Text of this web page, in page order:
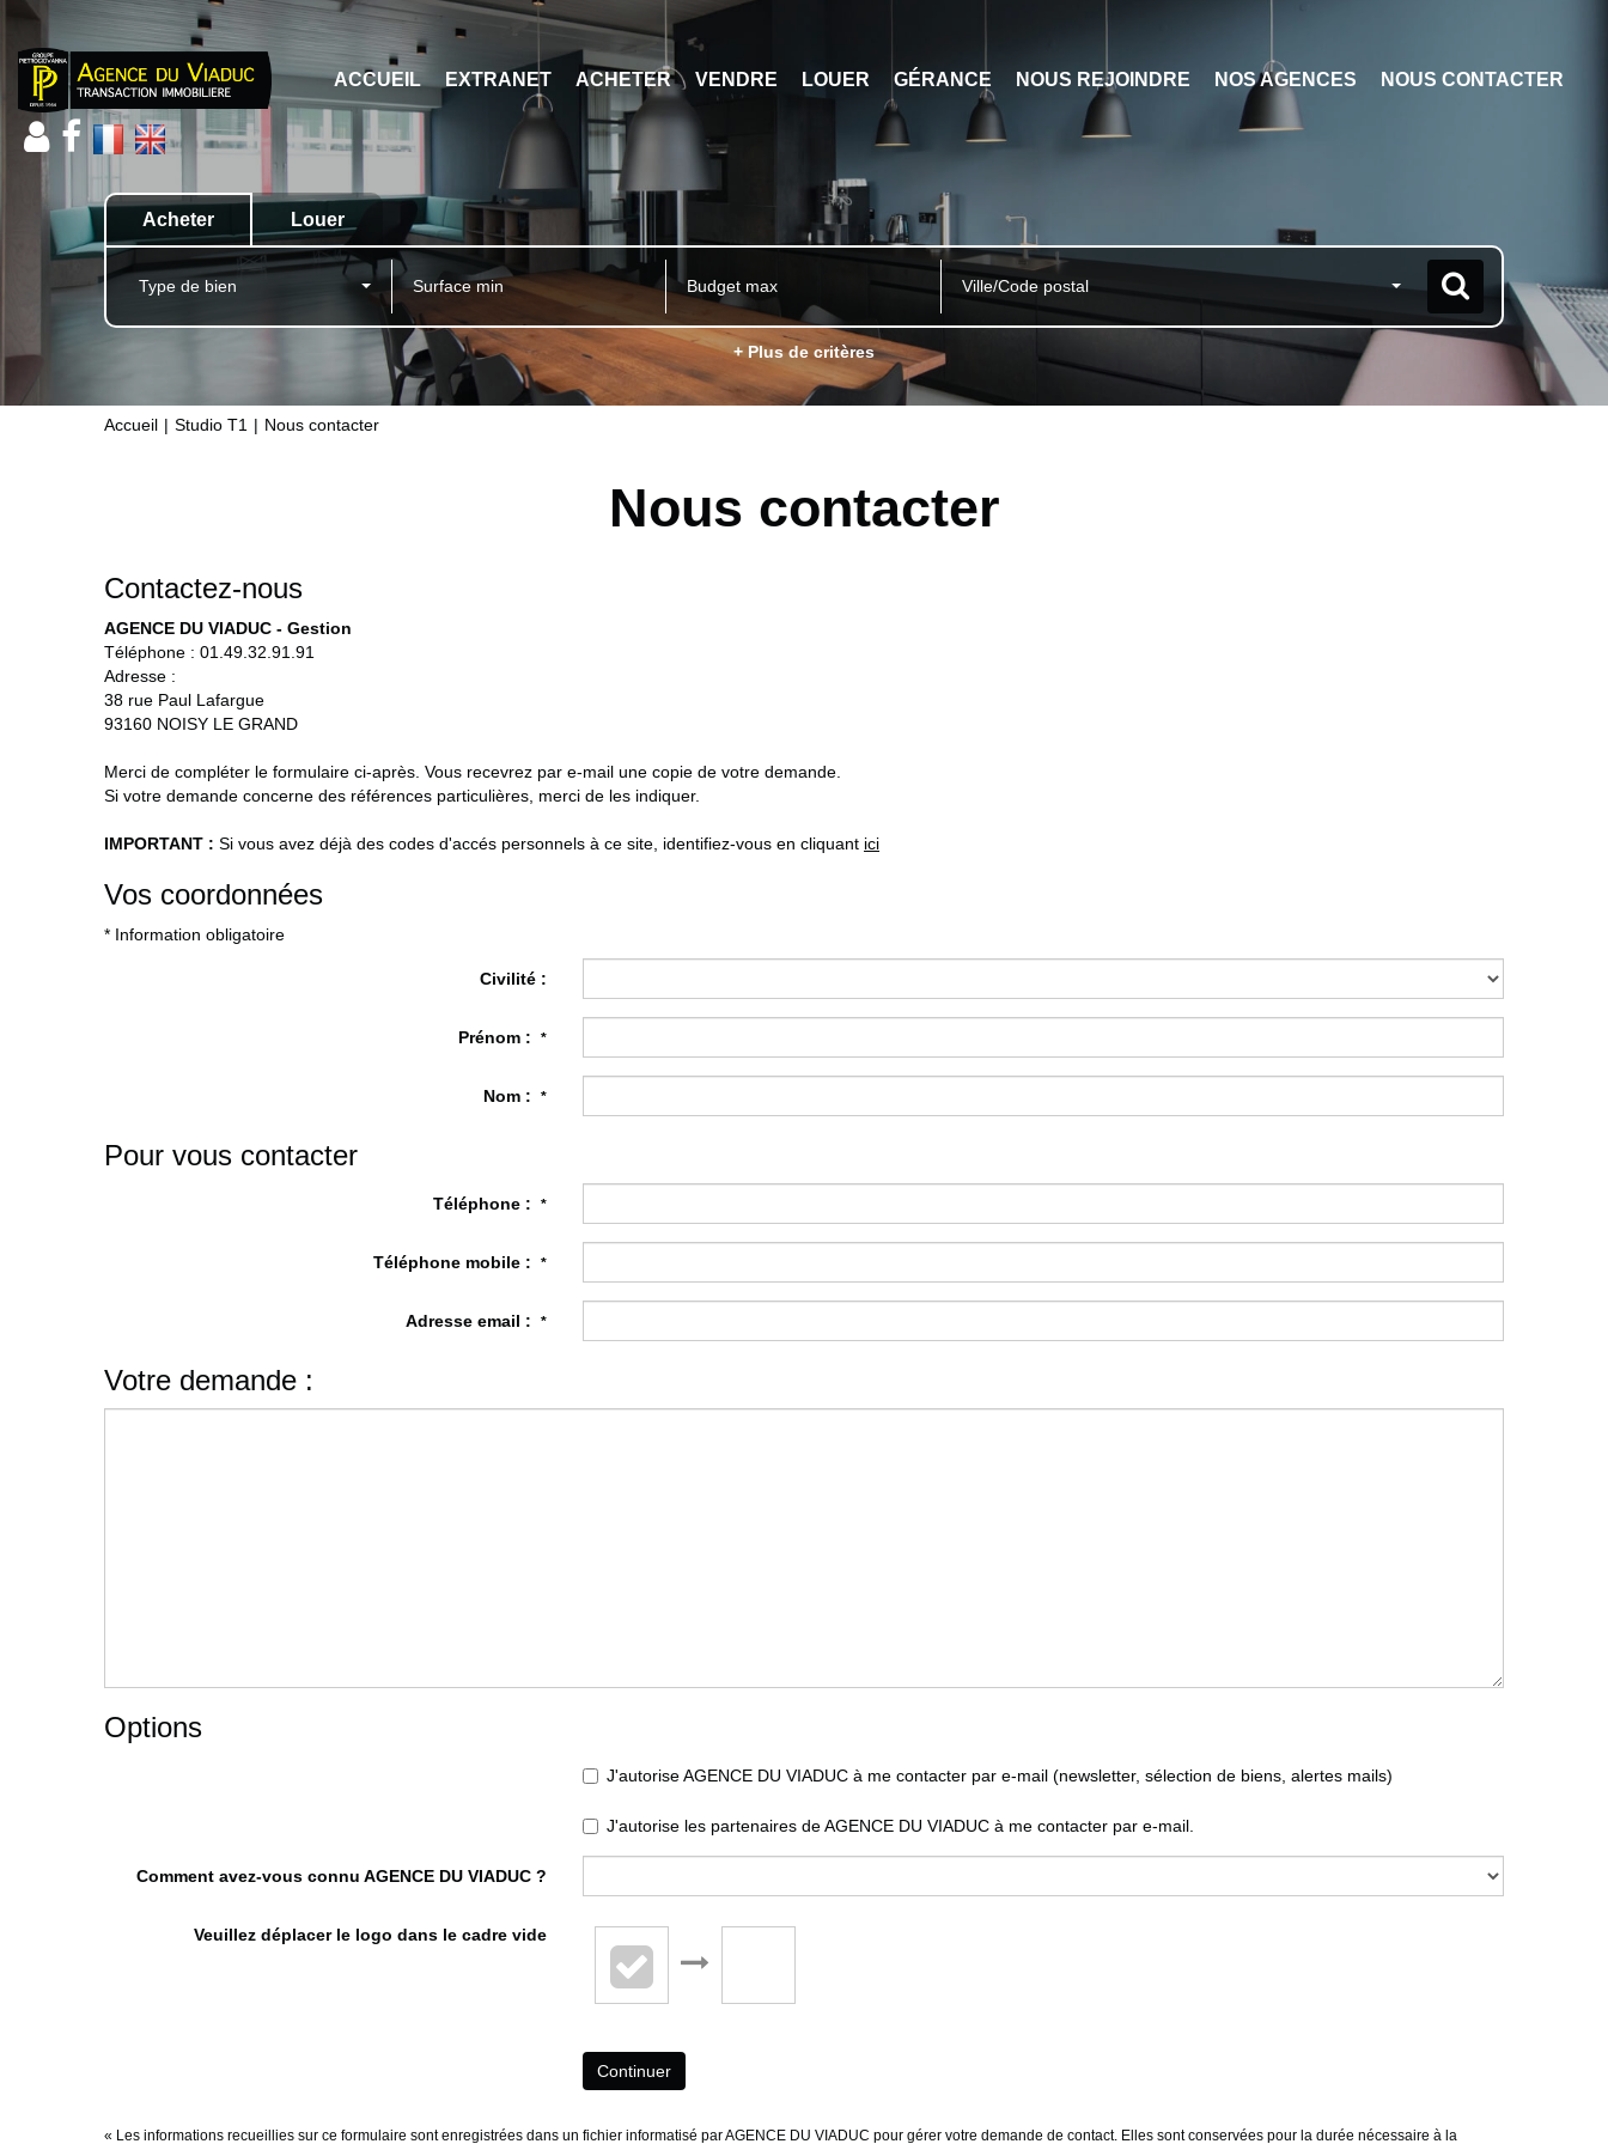
ACCUEIL EXTRANET ACHETER VENDRE LOUER GÉRANCE NOUS REJOINDRE NOS AGENCES NOUS CONTACTER
Acheter Louer
Type de bien Ville/Code postal
+ Plus de critères
Accueil Studio T1 Nous contacter
Nous contacter
Contactez-nous
AGENCE DU VIADUC - Gestion
Téléphone : 01.49.32.91.91
Adresse :
38 rue Paul Lafargue
93160 NOISY LE GRAND
Merci de compléter le formulaire ci-après. Vous recevrez par e-mail une copie de votre demande.
Si votre demande concerne des références particulières, merci de les indiquer.
IMPORTANT : Si vous avez déjà des codes d'accés personnels à ce site, identifiez-vous en cliquant ici
Vos coordonnées
* Information obligatoire
Civilité :
Prénom : *
Nom : *
Pour vous contacter
Téléphone : *
Téléphone mobile : *
Adresse email : *
Votre demande :
Options
J'autorise AGENCE DU VIADUC à me contacter par e-mail (newsletter, sélection de biens, alertes mails)
J'autorise les partenaires de AGENCE DU VIADUC à me contacter par e-mail.
Comment avez-vous connu AGENCE DU VIADUC ?
Veuillez déplacer le logo dans le cadre vide
Continuer
« Les informations recueillies sur ce formulaire sont enregistrées dans un fichier informatisé par AGENCE DU VIADUC pour gérer votre demande de contact. Elles sont conservées pour la durée nécessaire à la